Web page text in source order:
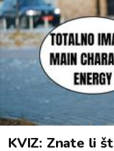
KVIZ: Znate li